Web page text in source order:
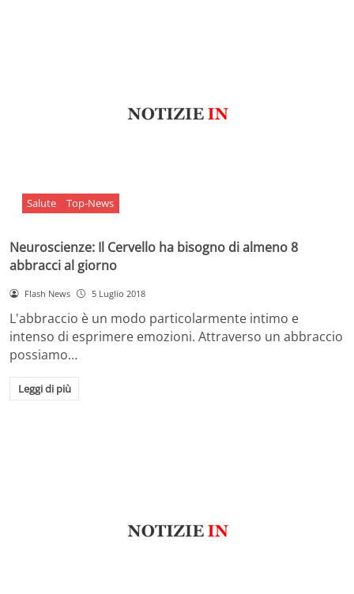
Salute Top-News
Neuroscienze: Il Cervello ha bisogno di almeno 8
abbracci al giorno
Flash News 5 Luglio 2018
L'abbraccio è un modo particolarmente intimo e
intenso di esprimere emozioni. Attraverso un abbraccio
possiamo…
Leggi di più